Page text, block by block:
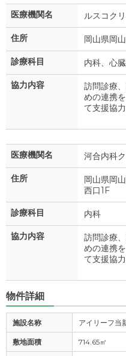
医療機関名 ルスコク
住所 岡山県岡
診療科目 内科、心
協力内容
訪問診療
めの連携
て支援協力
医療機関名 河合内科
住所
岡山県岡
西口1F
診療科目 内科
協力内容
訪問診療
めの連携
て支援協力
物件詳細
施設名称 アイリーフ当
敷地面積 714.65㎡